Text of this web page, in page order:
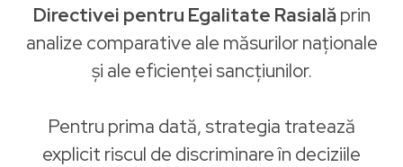
Directivei pentru Egalitate Rasialăprin
analize comparative ale măsurilor naționale
și ale eficienței sancțiunilor.
Pentru prima dată, strategia tratează
explicit riscul de discriminare în deciziile